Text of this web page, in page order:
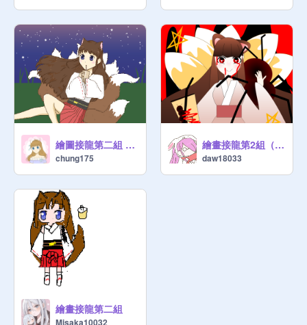
繪圖接龍第二組 第四棒
chung175
繪畫接龍第2組（第3棒）
daw18033
繪畫接龍第二組
Misaka10032